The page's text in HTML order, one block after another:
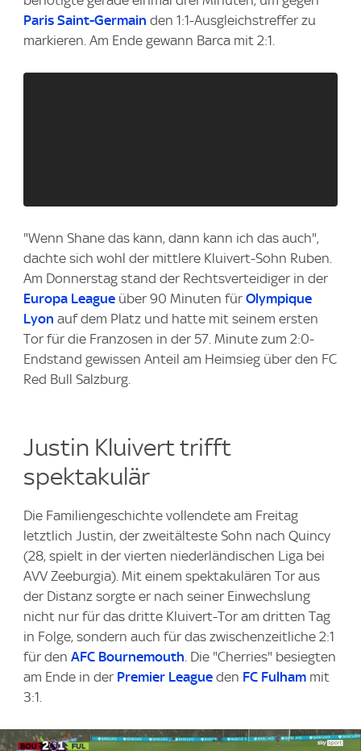
Paris Saint-Germain den 1:1-Ausgleichstreffer zu
markieren. Am Ende gewann Barca mit 2:1.
"Wenn Shane das kann, dann kann ich das auch",
dachte sich wohl der mittlere Kluivert-Sohn Ruben.
Am Donnerstag stand der Rechtsverteidiger in der
Europa League über 90 Minuten für Olympique
Lyon auf dem Platz und hatte mit seinem ersten
Tor für die Franzosen in der 57. Minute zum 2:0-
Endstand gewissen Anteil am Heimsieg über den FC
Red Bull Salzburg.
Justin Kluivert trifft
spektakulär
Die Familiengeschichte vollendete am Freitag
letztlich Justin, der zweitälteste Sohn nach Quincy
(28, spielt in der vierten niederländischen Liga bei
AVV Zeeburgia). Mit einem spektakulären Tor aus
der Distanz sorgte er nach seiner Einwechslung
nicht nur für das dritte Kluivert-Tor am dritten Tag
in Folge, sondern auch für das zwischenzeitliche 2:1
für den AFC Bournemouth. Die "Cherries" besiegten
am Ende in der Premier League den FC Fulham mit
3:1.